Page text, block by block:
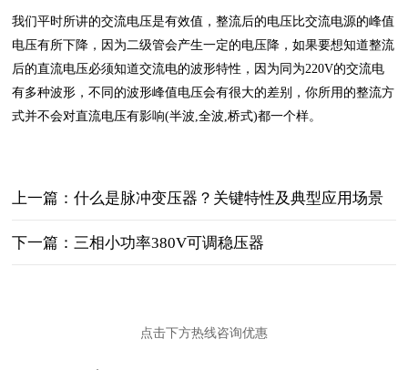
我们平时所讲的交流电压是有效值，整流后的电压比交流电源的峰值
电压有所下降，因为二级管会产生一定的电压降，如果要想知道整流
后的直流电压必须知道交流电的波形特性，因为同为220V的交流电
有多种波形，不同的波形峰值电压会有很大的差别，你所用的整流方
式并不会对直流电压有影响(半波,全波,桥式)都一个样。
上一篇：什么是脉冲变压器？关键特性‌及典型应用场景‌
下一篇：三相小功率380V可调稳压器
点击下方热线咨询优惠